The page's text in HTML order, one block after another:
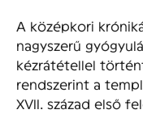
A középkori
nagyszerű
kézrátétellel
rendszerint a
XVII. század első